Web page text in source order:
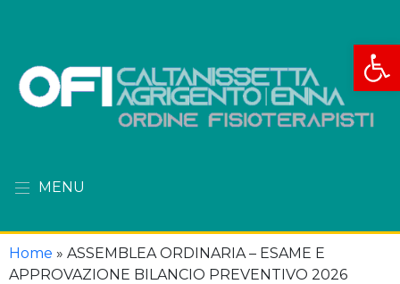
Apri
MENU
Home » ASSEMBLEA ORDINARIA – ESAME E
APPROVAZIONE BILANCIO PREVENTIVO 2026